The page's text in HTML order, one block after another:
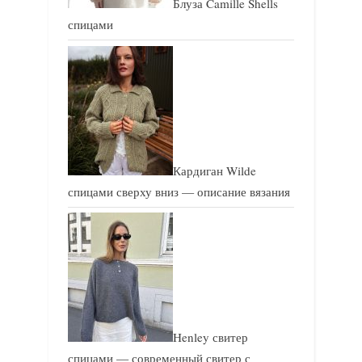
Блуза Camille Shells
спицами
Кардиган Wilde
спицами сверху вниз — описание вязания
Henley свитер
спицами — современный свитер с